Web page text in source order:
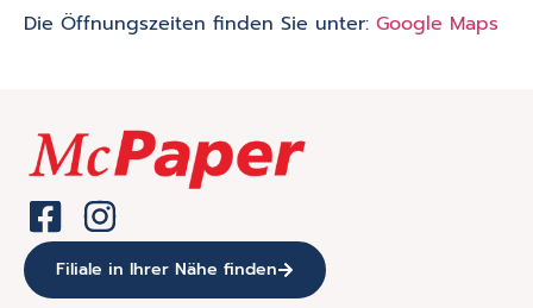
Die Öffnungszeiten finden Sie unter: Google Maps
Filiale in Ihrer Nähe finden